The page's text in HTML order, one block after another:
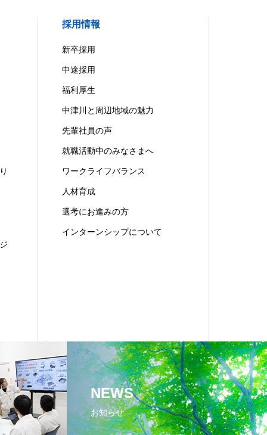
採用情報
新卒採用
中途採用
福利厚生
中津川と周辺地域の魅力
先輩社員の声
就職活動中のみなさまへ
ワークライフバランス
人材育成
選考にお進みの方
インターンシップについて
NEWS
お知らせ